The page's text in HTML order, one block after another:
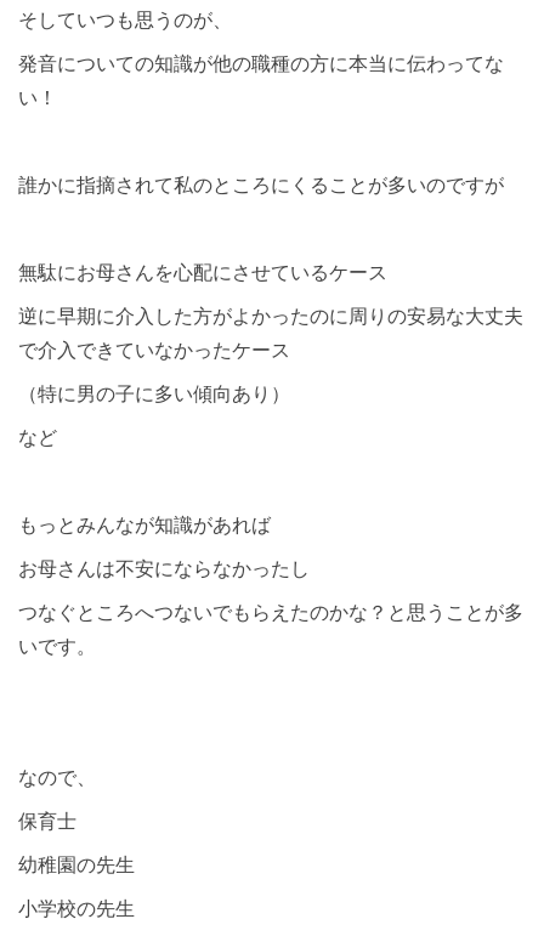
そしていつも思うのが、
発音についての知識が他の職種の方に本当に伝わってな
い！
誰かに指摘されて私のところにくることが多いのですが
無駄にお母さんを心配にさせているケース
逆に早期に介入した方がよかったのに周りの安易な大丈夫
で介入できていなかったケース
（特に男の子に多い傾向あり）
など
もっとみんなが知識があれば
お母さんは不安にならなかったし
つなぐところへつないでもらえたのかな？と思うことが多
いです。
なので、
保育士
幼稚園の先生
小学校の先生